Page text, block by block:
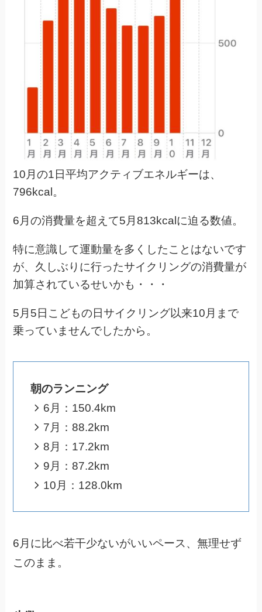
10月の1日平均アクティブエネルギーは、
796kcal。
6月の消費量を超えて5月813kcalに迫る数値。
特に意識して運動量を多くしたことはないです
が、久しぶりに行ったサイクリングの消費量が
加算されているせいかも・・・
5月5日こどもの日サイクリング以来10月まで
乗っていませんでしたから。
朝のランニング
6月：150.4km
7月：88.2km
8月：17.2km
9月：87.2km
10月：128.0km
6月に比べ若干少ないがいいペース、無理せず
このまま。